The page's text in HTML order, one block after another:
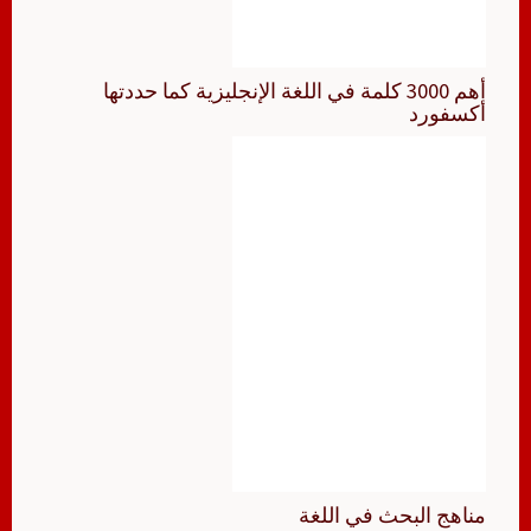
أهم 3000 كلمة في اللغة الإنجليزية كما حددتها
أكسفورد
مناهج البحث في اللغة